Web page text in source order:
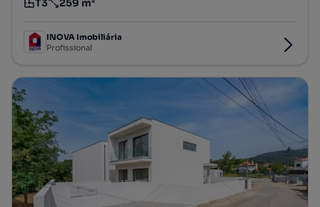
Tipologia
T3
Preço por metro quadrado
259 m²
INOVA Imobiliária
Profissional